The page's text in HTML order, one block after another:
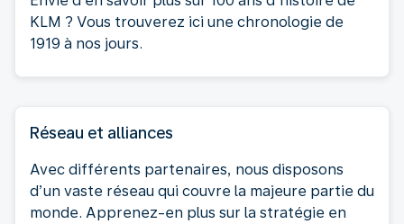
KLM ? Vous trouverez ici une chronologie de
1919 à nos jours.
Réseau et alliances
Avec différents partenaires, nous disposons
d’un vaste réseau qui couvre la majeure partie du
monde. Apprenez-en plus sur la stratégie en